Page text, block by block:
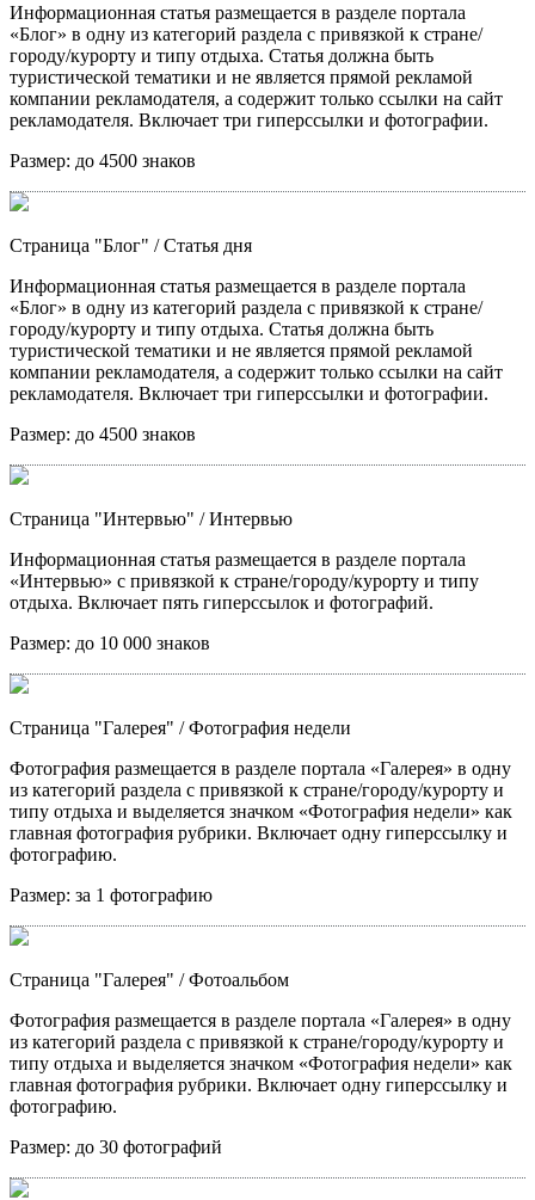
Информационная статья размещается в разделе портала
«Блог» в одну из категорий раздела с привязкой к стране/
городу/курорту и типу отдыха. Статья должна быть
туристической тематики и не является прямой рекламой
компании рекламодателя, а содержит только ссылки на сайт
рекламодателя. Включает три гиперссылки и фотографии.
Размер: до 4500 знаков
Страница "Блог" / Статья дня
Информационная статья размещается в разделе портала
«Блог» в одну из категорий раздела с привязкой к стране/
городу/курорту и типу отдыха. Статья должна быть
туристической тематики и не является прямой рекламой
компании рекламодателя, а содержит только ссылки на сайт
рекламодателя. Включает три гиперссылки и фотографии.
Размер: до 4500 знаков
Страница "Интервью" / Интервью
Информационная статья размещается в разделе портала
«Интервью» с привязкой к стране/городу/курорту и типу
отдыха. Включает пять гиперссылок и фотографий.
Размер: до 10 000 знаков
Страница "Галерея" / Фотография недели
Фотография размещается в разделе портала «Галерея» в одну
из категорий раздела с привязкой к стране/городу/курорту и
типу отдыха и выделяется значком «Фотография недели» как
главная фотография рубрики. Включает одну гиперссылку и
фотографию.
Размер: за 1 фотографию
Страница "Галерея" / Фотоальбом
Фотография размещается в разделе портала «Галерея» в одну
из категорий раздела с привязкой к стране/городу/курорту и
типу отдыха и выделяется значком «Фотография недели» как
главная фотография рубрики. Включает одну гиперссылку и
фотографию.
Размер: до 30 фотографий